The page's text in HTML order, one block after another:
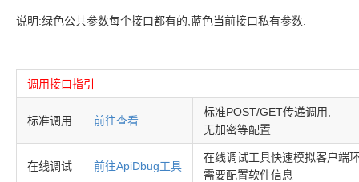
说明:绿色公共参数每个接口都有的,蓝色当前接口私有参数.
调用接口指引
标准调用 前往查看
标准POST/GET传递调用,
无加密等配置
在线调试 前往ApiDbug工具
在线调试工具快速模拟客户端
需要配置软件信息